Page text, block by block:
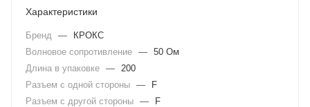
Характеристики
Бренд —
КРОКС
Волновое сопротивление — 50 Ом
Длина в упаковке — 200
Разъем с одной стороны —
F
Разъем с другой стороны — F